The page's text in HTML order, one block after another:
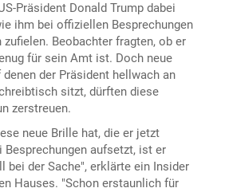
Präsident Donald Trump dabei
ihm bei offiziellen Besprechungen
zufielen. Beobachter fragten, ob er
für sein Amt ist. Doch neue
denen der Präsident hellwach an
sitzt, dürften diese
zerstreuen.
neue Brille hat, die er jetzt
Besprechungen aufsetzt, ist er
bei der Sache", erklärte ein Insider
Hauses. "Schon erstaunlich für